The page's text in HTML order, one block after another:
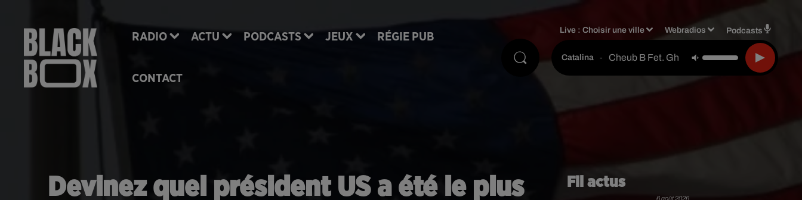
RADIO ACTU PODCASTS JEUX RÉGIE PUB
CONTACT
Live :Choisir une ville Webradios Podcasts
Catalina - Cheub B Fet. Ghost Killer Track & Sdm
Devinez quel président US a été le plus
Fil actus
6 août 2026